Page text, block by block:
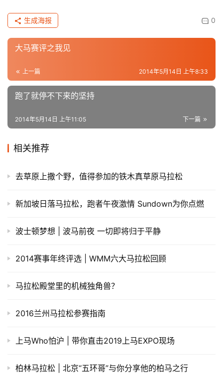
0
生成海报
大马赛评之我见
上一篇 2014年5月14日 上午8:33
跑了就停不下来的坚持
下一篇
2014年5月14日 上午11:05
相关推荐
去草原上撒个野，值得参加的铁木真草原马拉松
新加坡日落马拉松，跑者午夜激情 Sundown为你点燃
波士顿梦想 | 波马前夜 一切即将归于平静
2014赛事年终评选 | WMM六大马拉松回顾
马拉松殿堂里的机械独角兽？
2016兰州马拉松参赛指南
上马Who怕沪 | 带你直击2019上马EXPO现场
柏林马拉松 | 北京“五环哥”与你分享他的柏马之行